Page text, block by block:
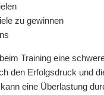
zu gewinnen
Training eine
den Erfolgsdruck und
eine Überlastung